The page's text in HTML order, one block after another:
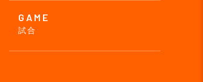
GAME
試合